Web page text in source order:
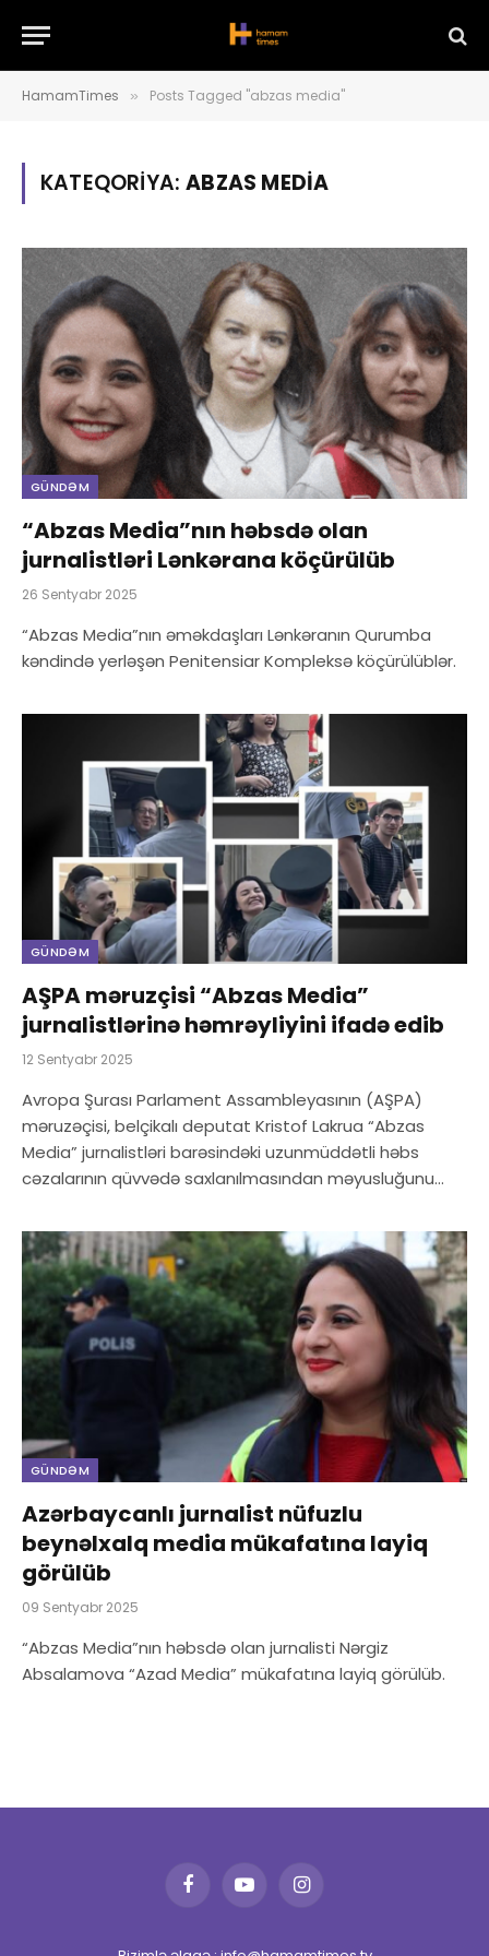
HamamTimes » Posts Tagged "abzas media"
KATEQORIYA:ABZAS MEDIA
GÜNDƏM
“Abzas Media”nın həbsdə olan
jurnalistləri Lənkərana köçürülüb
26 Sentyabr 2025
“Abzas Media”nın əməkdaşları Lənkəranın Qurumba
kəndində yerləşən Penitensiar Kompleksə köçürülüblər.
GÜNDƏM
AŞPA məruzçisi “Abzas Media”
jurnalistlərinə həmrəyliyini ifadə edib
12 Sentyabr 2025
Avropa Şurası Parlament Assambleyasının (AŞPA)
məruzəçisi, belçikalı deputat Kristof Lakrua “Abzas
Media” jurnalistləri barəsindəki uzunmüddətli həbs
cəzalarının qüvvədə saxlanılmasından məyusluğunu…
GÜNDƏM
Azərbaycanlı jurnalist nüfuzlu
beynəlxalq media mükafatına layiq
görülüb
09 Sentyabr 2025
“Abzas Media”nın həbsdə olan jurnalisti Nərgiz
Absalamova “Azad Media” mükafatına layiq görülüb.
FacebookYouTubeInstagram